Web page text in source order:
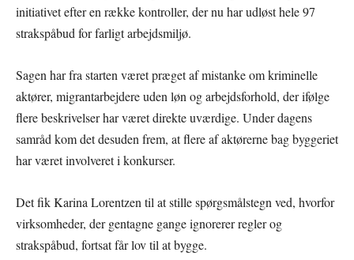
initiativet efter en række kontroller, der nu har udløst hele 97
strakspåbud for farligt arbejdsmiljø.
Sagen har fra starten været præget af mistanke om kriminelle
aktører, migrantarbejdere uden løn og arbejdsforhold, der ifølge
flere beskrivelser har været direkte uværdige. Under dagens
samråd kom det desuden frem, at flere af aktørerne bag byggeriet
har været involveret i konkurser.
Det fik Karina Lorentzen til at stille spørgsmålstegn ved, hvorfor
virksomheder, der gentagne gange ignorerer regler og
strakspåbud, fortsat får lov til at bygge.